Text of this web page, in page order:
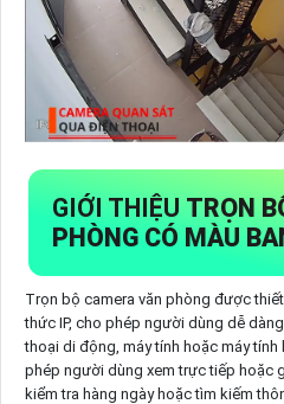
GIỚI THIỆU TRỌN
PHÒNG CÓ MÀU
Trọn bộ camera văn phòng được
thức IP, cho phép người dùng dễ
thoại di động, máy tính hoặc máy tính
phép người dùng xem trực tiếp hoặc
kiểm tra hàng ngày hoặc tìm kiếm